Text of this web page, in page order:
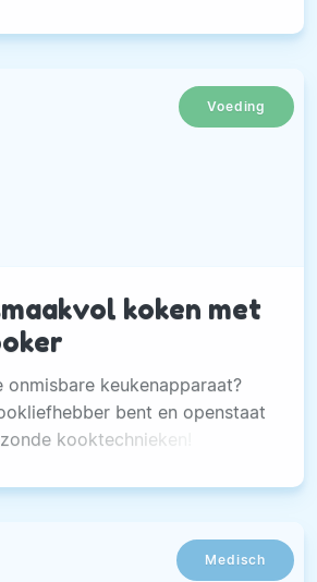
Voeding
koken met
onmisbare keukenapparaat?
bent en openstaat
kooktechnieken!
Medisch